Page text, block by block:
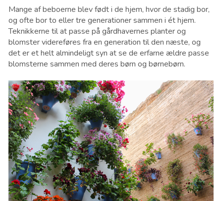
Mange af beboerne blev født i de hjem, hvor de stadig bor,
og ofte bor to eller tre generationer sammen i ét hjem.
Teknikkerne til at passe på gårdhavernes planter og
blomster videreføres fra en generation til den næste, og
det er et helt almindeligt syn at se de erfarne ældre passe
blomsterne sammen med deres børn og børnebørn.